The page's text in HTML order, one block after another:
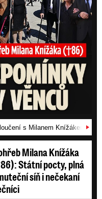
s Milanem Knížákem
Milana Knížáka
Státní pocty, plná
síň i nečekaní